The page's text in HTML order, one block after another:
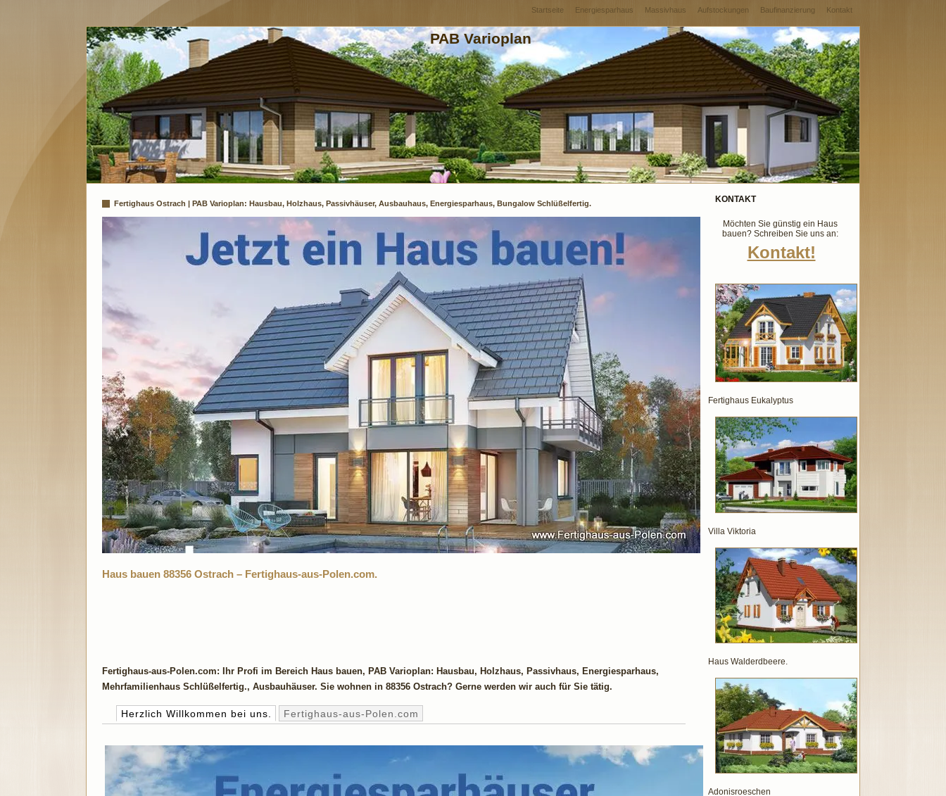
Startseite Energiesparhaus Massivhaus Aufstockungen Baufinanzierung Kontakt
PAB Varioplan
Fertighaus Ostrach | PAB Varioplan: Hausbau, Holzhaus, Passivhäuser, Ausbauhaus, Energiesparhaus, Bungalow Schlüßelfertig.
Haus bauen 88356 Ostrach – Fertighaus-aus-Polen.com.
Fertighaus-aus-Polen.com: Ihr Profi im Bereich Haus bauen, PAB Varioplan: Hausbau, Holzhaus, Passivhaus, Energiesparhaus,
Mehrfamilienhaus Schlüßelfertig., Ausbauhäuser. Sie wohnen in 88356 Ostrach? Gerne werden wir auch für Sie tätig.
Herzlich Willkommen bei uns. Fertighaus-aus-Polen.com
KONTAKT
Möchten Sie günstig ein Haus
bauen? Schreiben Sie uns an:
Kontakt!
Fertighaus Eukalyptus
Villa Viktoria
Haus Walderdbeere.
Adonisroeschen